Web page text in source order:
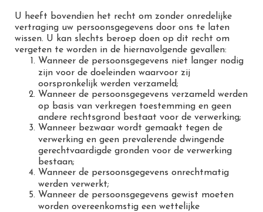
U heeft bovendien het recht om zonder onredelijke
vertraging uw persoonsgegevens door ons te laten
wissen. U kan slechts beroep doen op dit recht om
vergeten te worden in de hiernavolgende gevallen:
Wanneer de persoonsgegevens niet langer nodig
zijn voor de doeleinden waarvoor zij
oorspronkelijk werden verzameld;
Wanneer de persoonsgegevens verzameld werden
op basis van verkregen toestemming en geen
andere rechtsgrond bestaat voor de verwerking;
Wanneer bezwaar wordt gemaakt tegen de
verwerking en geen prevalerende dwingende
gerechtvaardigde gronden voor de verwerking
bestaan;
Wanneer de persoonsgegevens onrechtmatig
werden verwerkt;
Wanneer de persoonsgegevens gewist moeten
worden overeenkomstig een wettelijke